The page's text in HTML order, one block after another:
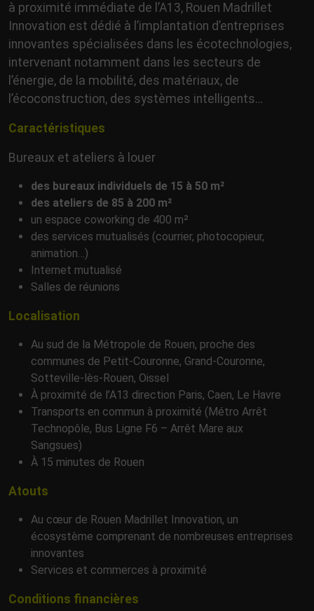
à proximité immédiate de l’A13, Rouen Madrillet
Innovation est dédié à l’implantation d’entreprises
innovantes spécialisées dans les écotechnologies,
intervenant notamment dans les secteurs de
l’énergie, de la mobilité, des matériaux, de
l’écoconstruction, des systèmes intelligents…
Caractéristiques
Bureaux et ateliers à louer
des bureaux individuels de 15 à 50 m²
des ateliers de 85 à 200 m²
un espace coworking de 400 m²
des services mutualisés (courrier, photocopieur,
animation…)
Internet mutualisé
Salles de réunions
Localisation
Au sud de la Métropole de Rouen, proche des
communes de Petit-Couronne, Grand-Couronne,
Sotteville-lès-Rouen, Oissel
À proximité de l’A13 direction Paris, Caen, Le Havre
Transports en commun à proximité (Métro Arrêt
Technopôle, Bus Ligne F6 – Arrêt Mare aux
Sangsues)
À 15 minutes de Rouen
Atouts
Au cœur de Rouen Madrillet Innovation, un
écosystème comprenant de nombreuses entreprises
innovantes
Services et commerces à proximité
Conditions financières